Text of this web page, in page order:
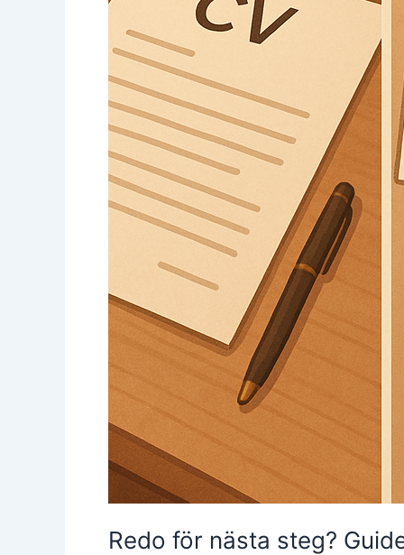
Redo för nästa steg?